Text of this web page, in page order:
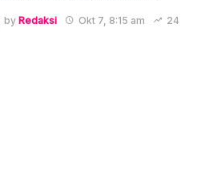
by Redaksi Okt 7, 8:15 am 24